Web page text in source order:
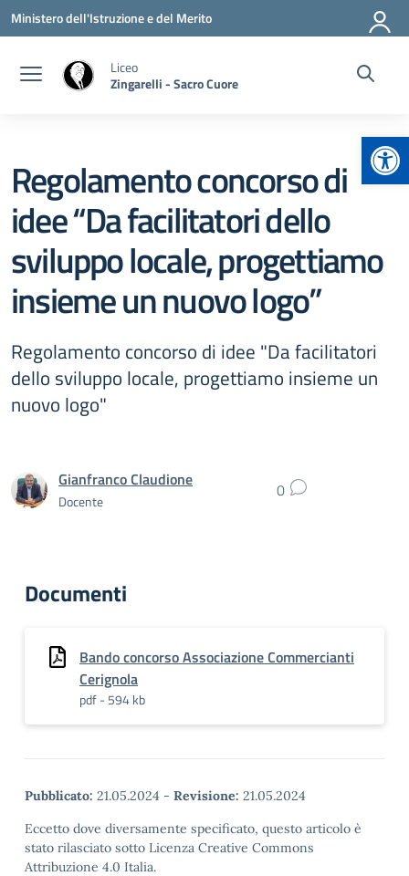
Vai ai contenuti
Vai al menu di navigazione
Vai al footer
Ministero dell'Istruzione e del Merito
Liceo
Zingarelli - Sacro Cuore
Regolamento concorso di
idee “Da facilitatori dello
sviluppo locale, progettiamo
insieme un nuovo logo”
Regolamento concorso di idee "Da facilitatori
dello sviluppo locale, progettiamo insieme un
nuovo logo"
Gianfranco Claudione
Docente 0
Documenti
Bando concorso Associazione Commercianti
Cerignola
pdf - 594 kb
Pubblicato: 21.05.2024 - Revisione: 21.05.2024
Eccetto dove diversamente specificato, questo articolo è
stato rilasciato sotto Licenza Creative Commons
Attribuzione 4.0 Italia.